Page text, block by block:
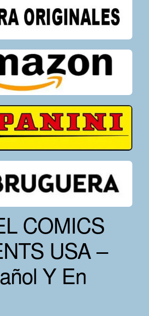
COMICS
USA –
Y En